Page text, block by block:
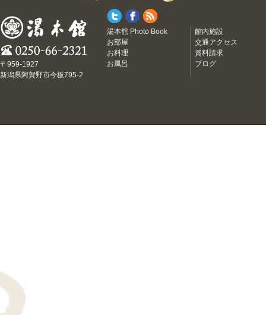
〒959-1927
新潟県阿賀野市今板795-2
湯本舘 Photo Book
お部屋
お料理
お風呂
館内施設
交通アクセス
資料請求
ブログ